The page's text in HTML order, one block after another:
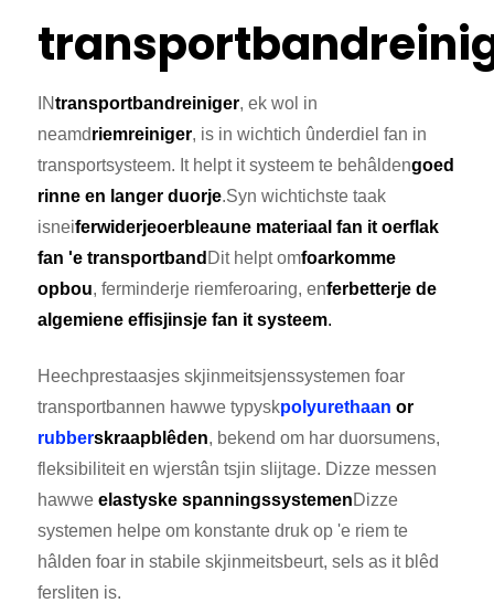
INtransportbandreiniger, ek wol in
neamdriemreiniger, is in wichtich ûnderdiel fan in
transportsysteem. It helpt it systeem te behâldengoed
rinne en langer duorje.Syn wichtichste taak
isneiferwiderjeoerbleaune materiaal fan it oerflak
fan 'e transportband Dit helpt omfoarkomme
opbou, ferminderje riemferoaring, enferbetterje de
algemiene effisjinsje fan it systeem.
Heechprestaasjes skjinmeitsjenssystemen foar
transportbannen hawwe typyskpolyurethaan or
rubberskraapblêden, bekend om har duorsumens,
fleksibiliteit en wjerstân tsjin slijtage. Dizze messen
hawwe elastyske spanningssystemenDizze
systemen helpe om konstante druk op 'e riem te
hâlden foar in stabile skjinmeitsbeurt, sels as it blêd
fersliten is.